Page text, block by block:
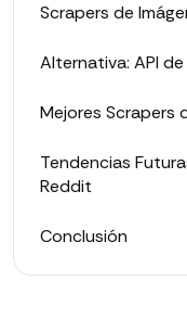
Scrapers de
Alternativa: API
Mejores Scrapers
Tendencias
Reddit
Conclusión